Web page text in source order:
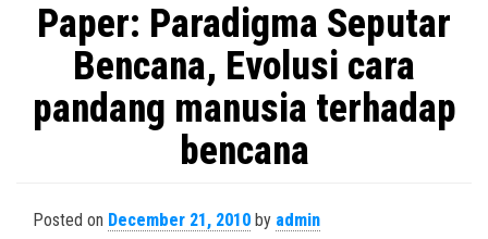
Paper: Paradigma Seputar
Bencana, Evolusi cara
pandang manusia terhadap
bencana
Posted on December 21, 2010 by admin